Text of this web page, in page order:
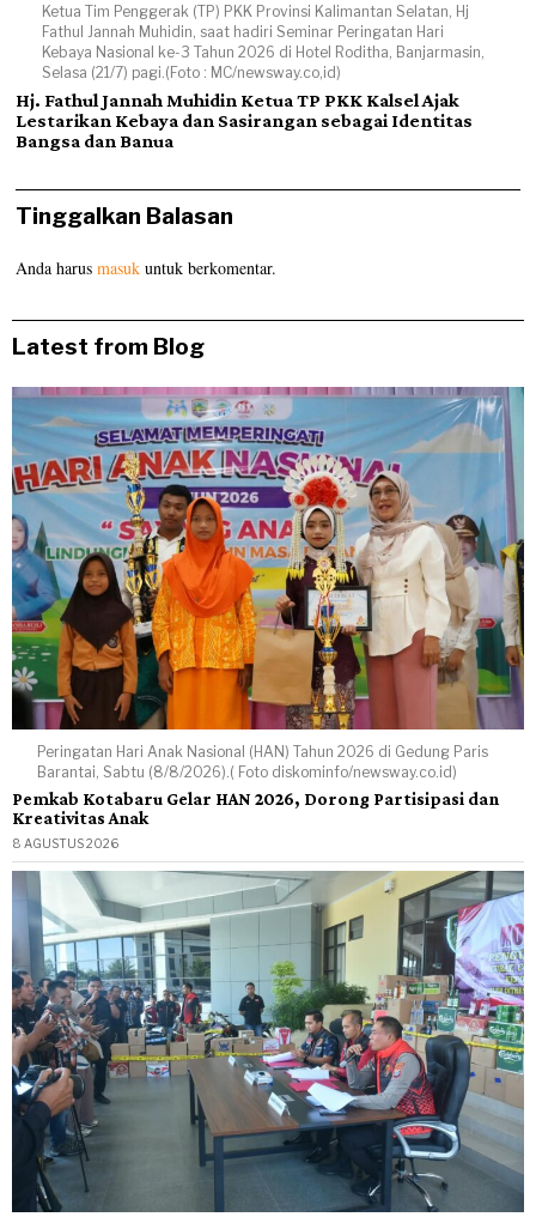
Ketua Tim Penggerak (TP) PKK Provinsi Kalimantan Selatan, Hj
Fathul Jannah Muhidin, saat hadiri Seminar Peringatan Hari
Kebaya Nasional ke-3 Tahun 2026 di Hotel Roditha, Banjarmasin,
Selasa (21/7) pagi.(Foto : MC/newsway.co,id)
Hj. Fathul Jannah Muhidin Ketua TP PKK Kalsel Ajak
Lestarikan Kebaya dan Sasirangan sebagai Identitas
Bangsa dan Banua
Tinggalkan Balasan
Anda harusmasuk untuk berkomentar.
Latest from Blog
Peringatan Hari Anak Nasional (HAN) Tahun 2026 di Gedung Paris
Barantai, Sabtu (8/8/2026).( Foto diskominfo/newsway.co.id)
Pemkab Kotabaru Gelar HAN 2026, Dorong Partisipasi dan
Kreativitas Anak
8 AGUSTUS 2026